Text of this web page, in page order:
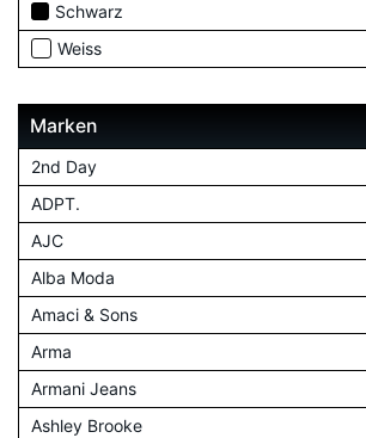
Schwarz
Weiss
Marken
2nd Day
ADPT.
AJC
Alba Moda
Amaci & Sons
Arma
Armani Jeans
Ashley Brooke